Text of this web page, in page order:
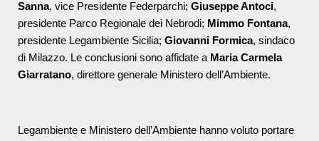
Sanna, vice Presidente Federparchi; Giuseppe Antoci,
presidente Parco Regionale dei Nebrodi; Mimmo Fontana,
presidente Legambiente Sicilia; Giovanni Formica, sindaco
di Milazzo. Le conclusioni sono affidate a Maria Carmela
Giarratano, direttore generale Ministero dell’Ambiente.
Legambiente e Ministero dell’Ambiente hanno voluto portare